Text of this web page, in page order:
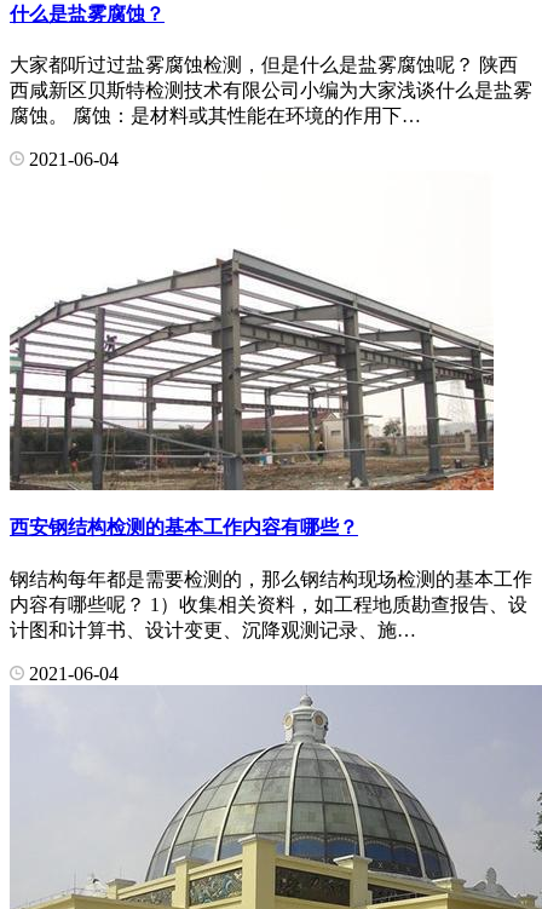
什么是盐雾腐蚀？
大家都听过过盐雾腐蚀检测，但是什么是盐雾腐蚀呢？ 陕西
西咸新区贝斯特检测技术有限公司小编为大家浅谈什么是盐雾
腐蚀。 腐蚀：是材料或其性能在环境的作用下…
2021-06-04
西安钢结构检测的基本工作内容有哪些？
钢结构每年都是需要检测的，那么钢结构现场检测的基本工作
内容有哪些呢？ 1）收集相关资料，如工程地质勘查报告、设
计图和计算书、设计变更、沉降观测记录、施…
2021-06-04